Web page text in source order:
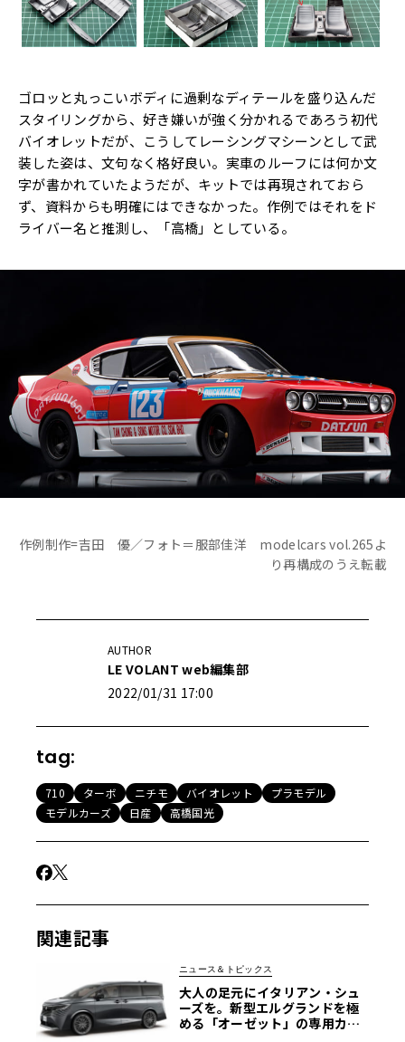
ゴロッと丸っこいボディに過剰なディテールを盛り込んだ
スタイリングから、好き嫌いが強く分かれるであろう初代
バイオレットだが、こうしてレーシングマシーンとして武
装した姿は、文句なく格好良い。実車のルーフには何か文
字が書かれていたようだが、キットでは再現されておら
ず、資料からも明確にはできなかった。作例ではそれをド
ライバー名と推測し、「高橋」としている。
作例制作=吉田 優／フォト＝服部佳洋 modelcars vol.265よ
り再構成のうえ転載
AUTHOR
LE VOLANT web編集部
2022/01/31 17:00
tag:
710 ターボ ニチモ バイオレット
プラモデル
モデルカーズ
日産 高橋国光
関連記事
ニュース＆トピックス
大人の足元にイタリアン・シュ
ーズを。新型エルグランドを極
める「オーゼット」の専用カス